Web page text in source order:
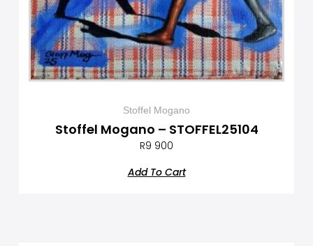
Stoffel Mogano
Stoffel Mogano – STOFFEL25104
R9 900
Add To Cart